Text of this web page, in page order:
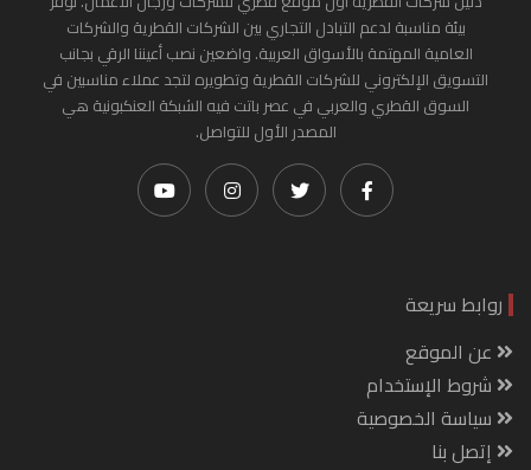
بيئة مناسبة لدعم التبادل التجاري بين الشركات القطرية والشركات
العامية المهتمة بالأسواق العربية. واضعين نصب أعيننا الرقي بجانب
التسويق الإلكتروني للشركات القطرية وتطويره لتجد عملاء مناسبين في
السوق القطري والعربي في عصر باتت فيه الشبكة العنكبونية هي
المصدر الأول للتواصل.
روابط سريعة
عن الموقع
شروط الإستخدام
سياسة الخصوصية
إتصل بنا